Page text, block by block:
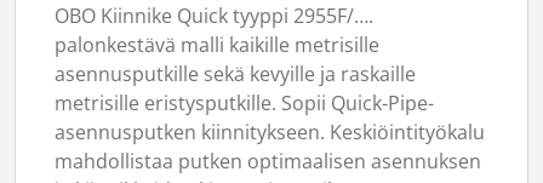
OBO Kiinnike Quick tyyppi 2955F/….
palonkestävä malli kaikille metrisille
asennusputkille sekä kevyille ja raskaille
metrisille eristysputkille. Sopii Quick-Pipe-
asennusputken kiinnitykseen. Keskiöintityökalu
mahdollistaa putken optimaalisen asennuksen